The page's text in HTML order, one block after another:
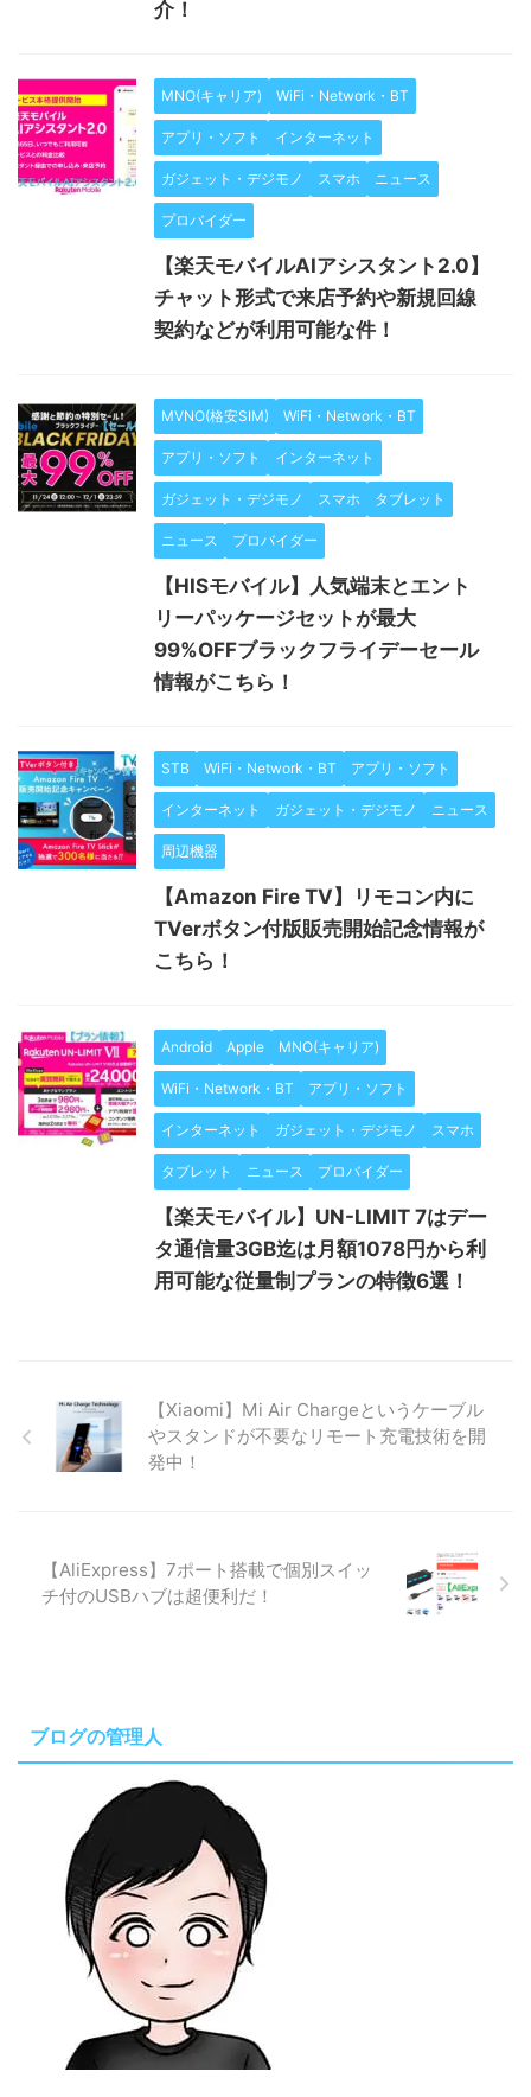
介！
MNO(キャリア) WiFi・Network・BT
アプリ・ソフト インターネット
ガジェット・デジモノ スマホ ニュース
プロバイダー
【楽天モバイルAIアシスタント2.0】
チャット形式で来店予約や新規回線
契約などが利用可能な件！
MVNO(格安SIM) WiFi・Network・BT
アプリ・ソフト インターネット
ガジェット・デジモノ スマホ タブレット
ニュース プロバイダー
【HISモバイル】人気端末とエント
リーパッケージセットが最大
99%OFFブラックフライデーセール
情報がこちら！
STB WiFi・Network・BT アプリ・ソフト
インターネット ガジェット・デジモノ ニュース
周辺機器
【Amazon Fire TV】リモコン内に
TVerボタン付版販売開始記念情報が
こちら！
Android Apple MNO(キャリア)
WiFi・Network・BT アプリ・ソフト
インターネット ガジェット・デジモノ スマホ
タブレット ニュース プロバイダー
【楽天モバイル】UN-LIMIT 7はデー
タ通信量3GB迄は月額1078円から利
用可能な従量制プランの特徴6選！
【Xiaomi】Mi Air Chargeというケーブル
やスタンドが不要なリモート充電技術を開
発中！
【AliExpress】7ポート搭載で個別スイッ
チ付のUSBハブは超便利だ！
ブログの管理人